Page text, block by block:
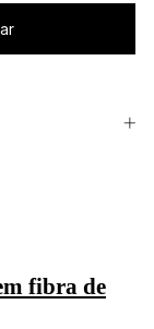
fibra de